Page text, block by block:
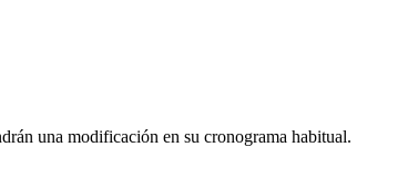
una modificación en su cronograma habitual.